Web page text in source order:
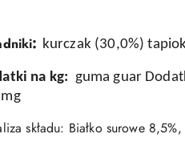
: kurczak (30,0%)
na kg: guma guar
składu: Białko surowe